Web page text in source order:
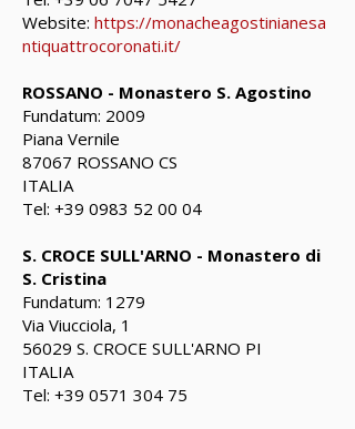
Website: https://monacheagostinianesa
ntiquattrocoronati.it/
ROSSANO - Monastero S. Agostino
Fundatum: 2009
Piana Vernile
87067 ROSSANO CS
ITALIA
Tel: +39 0983 52 00 04
S. CROCE SULL'ARNO - Monastero di
S. Cristina
Fundatum: 1279
Via Viucciola, 1
56029 S. CROCE SULL'ARNO PI
ITALIA
Tel: +39 0571 304 75